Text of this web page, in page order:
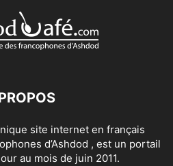
site internet en français
d’Ashdod , est un portail
au mois de juin 2011.